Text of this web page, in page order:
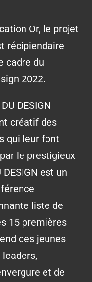
Or, le projet
récipiendaire
cadre du
2022.
DESIGN
créatif des
qui leur font
le prestigieux
DESIGN est un
liste de
15 premières
des jeunes
et de